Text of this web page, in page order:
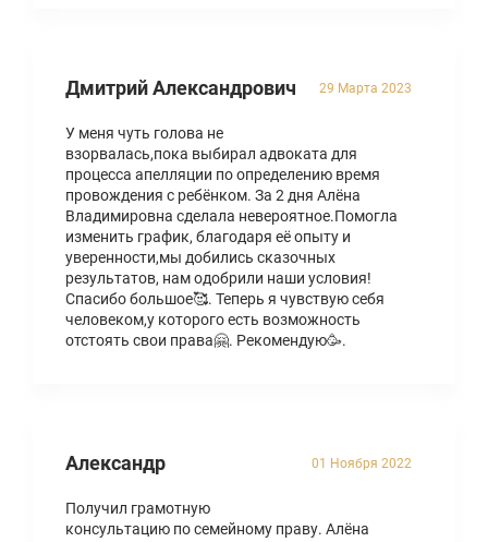
29 Марта 2023
Дмитрий Александрович
У меня чуть голова не
взорвалась,пока выбирал адвоката для
процесса апелляции по определению время
провождения с ребёнком. За 2 дня Алёна
Владимировна сделала невероятное.Помогла
изменить график, благодаря её опыту и
уверенности,мы добились сказочных
результатов, нам одобрили наши условия!
Спасибо большое🥰. Теперь я чувствую себя
человеком,у которого есть возможность
отстоять свои права🤗. Рекомендую🥳.
01 Ноября 2022
Александр
Получил грамотную
консультацию по семейному праву. Алёна